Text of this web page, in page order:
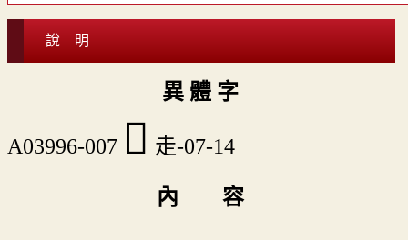
說 明
異 體 字
A03996-007 󵱯 走-07-14
內 容